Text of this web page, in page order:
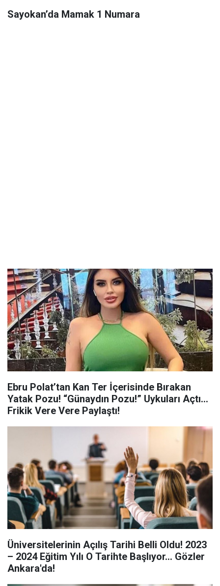
Sayokan’da Mamak 1 Numara
Ebru Polat’tan Kan Ter İçerisinde Bırakan
Yatak Pozu! “Günaydın Pozu!” Uykuları Açtı...
Frikik Vere Vere Paylaştı!
Üniversitelerinin Açılış Tarihi Belli Oldu! 2023
– 2024 Eğitim Yılı O Tarihte Başlıyor... Gözler
Ankara'da!